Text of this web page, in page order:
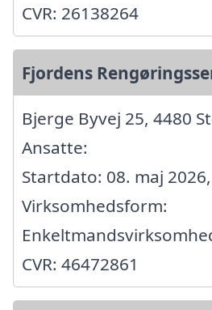
CVR: 26138264
Fjordens
Bjerge Byvej 25, 4480
Ansatte:
Startdato: 08. maj 2026,
Virksomhedsform:
CVR: 46472861